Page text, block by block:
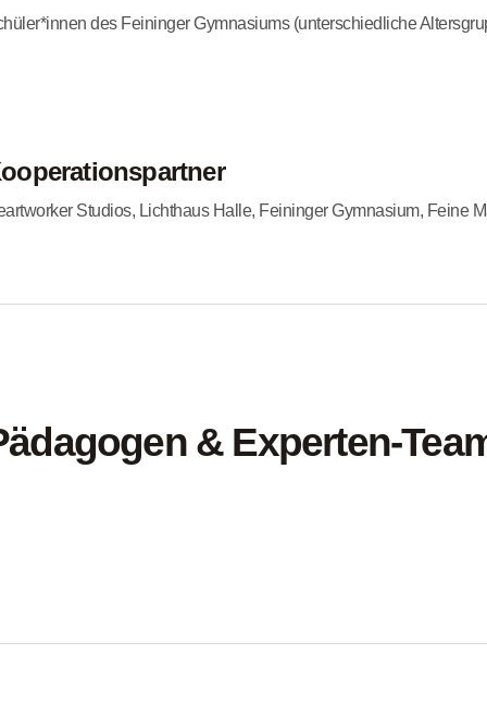
des Feininger Gymnasiums (unterschiedliche
Studios, Lichthaus Halle, Feininger Gymnasium, Feine
& Experten-